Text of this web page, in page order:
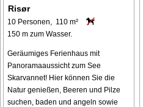
Risør
10 Personen, 110 m²
150 m zum Wasser.
Geräumiges Ferienhaus mit
Panoramaaussicht zum See
Skarvannet! Hier können Sie die
Natur genießen, Beeren und Pilze
suchen, baden und angeln sowie